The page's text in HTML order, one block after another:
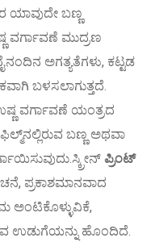
ಬಣ್ಣ
ವರ್ಗಾವಣೆ ಮುದ್ರಣ
ಅಗತ್ಯತೆಗಳು, ಕಟ್ಟಡ
ಬಳಸಲಾಗುತ್ತದೆ.
ವರ್ಗಾವಣೆ ಯಂತ್ರದ
ಬಣ್ಣ ಅಥವಾ
ಪ್ರಿಂಟ್
ಪ್ರಕಾಶಮಾನವಾದ
ಅಂಟಿಕೊಳ್ಳುವಿಕೆ,
ಉಡುಗೆಯನ್ನು ಹೊಂದಿದೆ.